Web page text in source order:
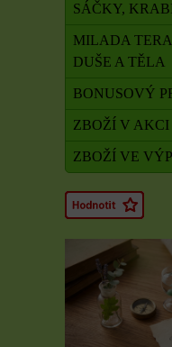
SÁČKY,
MILADA
DUŠE A TĚLA
BONUSOVÝ
ZBOŽÍ V AKCI
ZBOŽÍ VE